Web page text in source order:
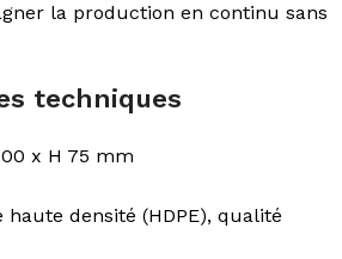
la production en continu sans
techniques
x H 75 mm
haute densité (HDPE), qualité